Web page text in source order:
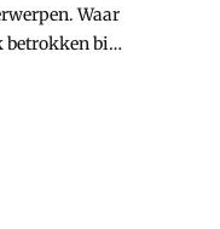
Waar
betrokken bij